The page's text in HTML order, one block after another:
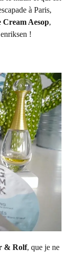
à Paris,
Cream Aesop,
!
& Rolf, que je ne